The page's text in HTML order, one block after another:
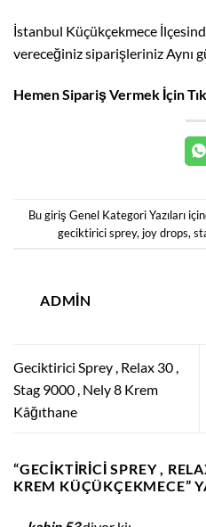
İstanbul Küçükçekmece
vereceğiniz siparişleriniz Aynı
Hemen Sipariş Vermek İçin
Bu giriş Genel Kategori Yazıları
geciktirici sprey, joy drops,
ADMIN
Geciktirici Sprey , Relax 30 ,
Stag 9000 , Nely 8 Krem
Kâğıthane
“GECIKTIRICI SPREY ,
KREM KÜÇÜKÇEKMECE”